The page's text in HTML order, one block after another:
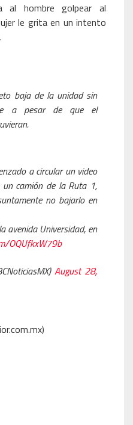
al hombre golpear al
le grita en un intento
baja de la unidad sin
a pesar de que el
a circular un video
camión de la Ruta 1,
no bajarlo en
avenida Universidad, en
OQUfkxW79b
August 28,